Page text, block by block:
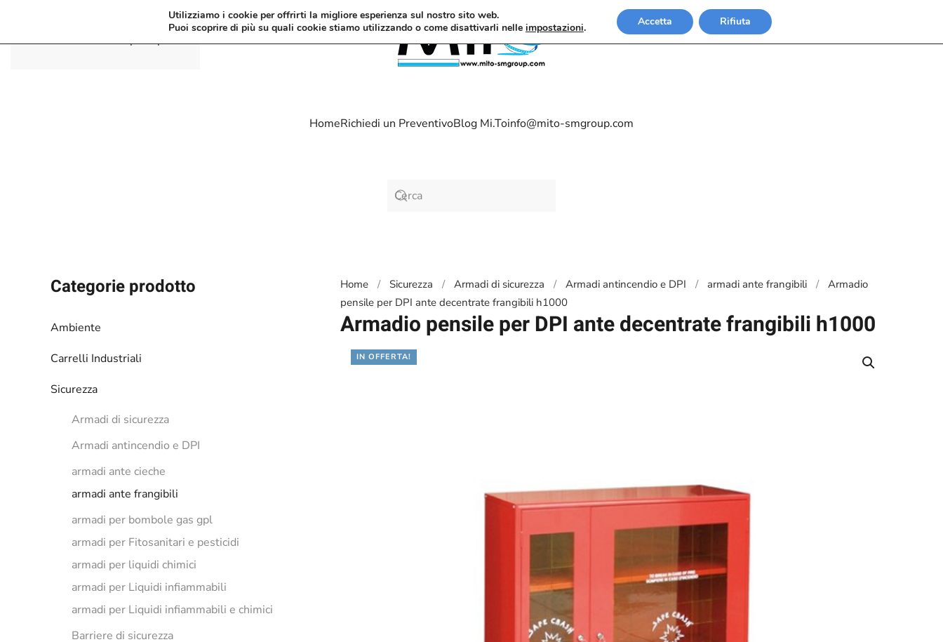
Passa al contenuto principale
HomeRichiedi un PreventivoBlog Mi.Toinfo@mito-smgroup.com
Categorie prodotto
Ambiente
Carrelli Industriali
Sicurezza
Armadi di sicurezza
Armadi antincendio e DPI
armadi ante cieche
armadi ante frangibili
armadi per bombole gas gpl
armadi per Fitosanitari e pesticidi
armadi per liquidi chimici
armadi per Liquidi infiammabili
armadi per Liquidi infiammabili e chimici
Barriere di sicurezza
Home Sicurezza Armadi di sicurezza Armadi antincendio e DPI armadi ante frangibili
Armadio
pensile per DPI ante decentrate frangibili h1000
Armadio pensile per DPI ante decentrate frangibili h1000
IN OFFERTA!
Utilizziamo i cookie per offrirti la migliore esperienza sul nostro sito web.
Puoi scoprire di più su quali cookie stiamo utilizzando o come disattivarli nelle impostazioni. Accetta Rifiuta